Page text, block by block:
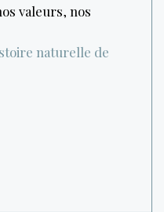
valeurs, nos
naturelle de